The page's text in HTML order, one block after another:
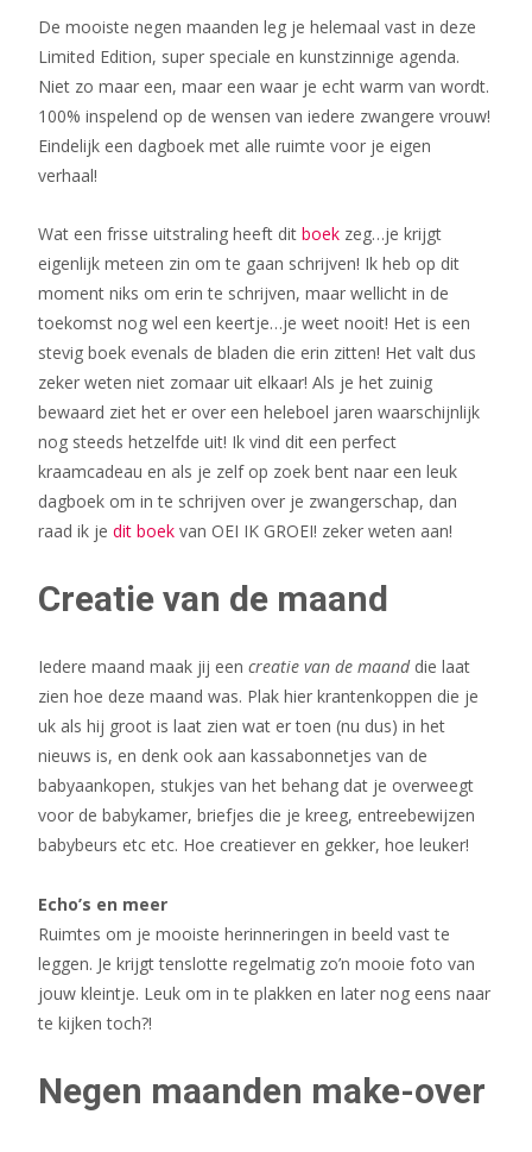
De mooiste negen maanden leg je helemaal vast in deze
Limited Edition, super speciale en kunstzinnige agenda.
Niet zo maar een, maar een waar je echt warm van wordt.
100% inspelend op de wensen van iedere zwangere vrouw!
Eindelijk een dagboek met alle ruimte voor je eigen
verhaal!
Wat een frisse uitstraling heeft dit boek zeg…je krijgt
eigenlijk meteen zin om te gaan schrijven! Ik heb op dit
moment niks om erin te schrijven, maar wellicht in de
toekomst nog wel een keertje…je weet nooit! Het is een
stevig boek evenals de bladen die erin zitten! Het valt dus
zeker weten niet zomaar uit elkaar! Als je het zuinig
bewaard ziet het er over een heleboel jaren waarschijnlijk
nog steeds hetzelfde uit! Ik vind dit een perfect
kraamcadeau en als je zelf op zoek bent naar een leuk
dagboek om in te schrijven over je zwangerschap, dan
raad ik je dit boek van OEI IK GROEI! zeker weten aan!
Creatie van de maand
Iedere maand maak jij een creatie van de maanddie laat
zien hoe deze maand was. Plak hier krantenkoppen die je
uk als hij groot is laat zien wat er toen (nu dus) in het
nieuws is, en denk ook aan kassabonnetjes van de
babyaankopen, stukjes van het behang dat je overweegt
voor de babykamer, briefjes die je kreeg, entreebewijzen
babybeurs etc etc. Hoe creatiever en gekker, hoe leuker!
Echo’s en meer
Ruimtes om je mooiste herinneringen in beeld vast te
leggen. Je krijgt tenslotte regelmatig zo’n mooie foto van
jouw kleintje. Leuk om in te plakken en later nog eens naar
te kijken toch?!
Negen maanden make-over